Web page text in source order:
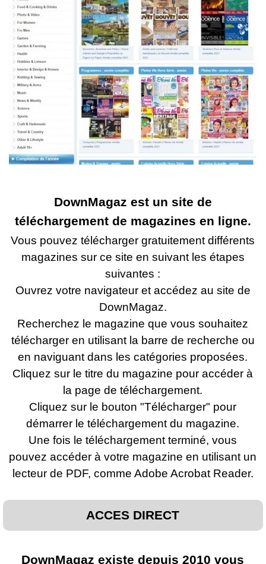
DownMagaz est un site de
téléchargement de magazines en ligne.
Vous pouvez télécharger gratuitement différents
magazines sur ce site en suivant les étapes
suivantes :
Ouvrez votre navigateur et accédez au site de
DownMagaz.
Recherchez le magazine que vous souhaitez
télécharger en utilisant la barre de recherche ou
en naviguant dans les catégories proposées.
Cliquez sur le titre du magazine pour accéder à
la page de téléchargement.
Cliquez sur le bouton "Télécharger" pour
démarrer le téléchargement du magazine.
Une fois le téléchargement terminé, vous
pouvez accéder à votre magazine en utilisant un
lecteur de PDF, comme Adobe Acrobat Reader.
ACCES DIRECT
DownMagaz existe depuis 2010 vous